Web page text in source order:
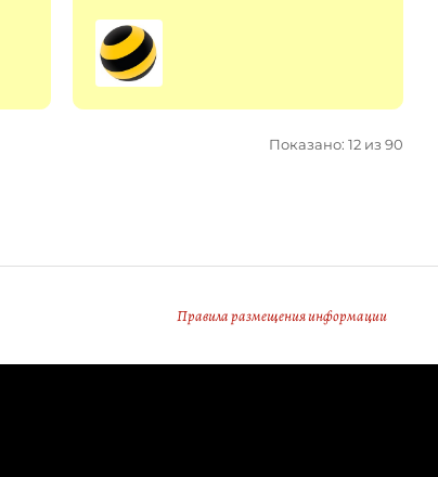
Показано: 12 из 90
Правила размещения информации